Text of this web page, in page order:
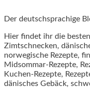
Der deutschsprachige
Hier findet ihr die
Zimtschnecken,
norwegische Rezepte,
Midsommar-Rezepte,
Kuchen-Rezepte,
dänisches Gebäck,